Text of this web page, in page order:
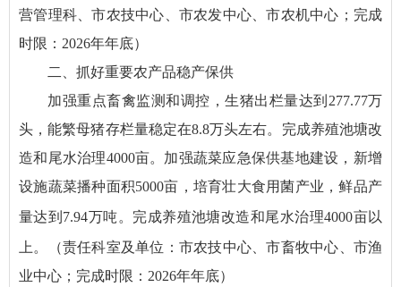
营管理科、市农技中心、市农发中心、市农机中心；完成
时限：2026年年底）
二、抓好重要农产品稳产保供
加强重点畜禽监测和调控，生猪出栏量达到277.77万
头，能繁母猪存栏量稳定在8.8万头左右。完成养殖池塘改
造和尾水治理4000亩。加强蔬菜应急保供基地建设，新增
设施蔬菜播种面积5000亩，培育壮大食用菌产业，鲜品产
量达到7.94万吨。 完成养殖池塘改造和尾水治理4000亩以
上 。
（责任科室及单位：市农技中心、市畜牧中心、市渔
业中心；完成时限：2026年年底）